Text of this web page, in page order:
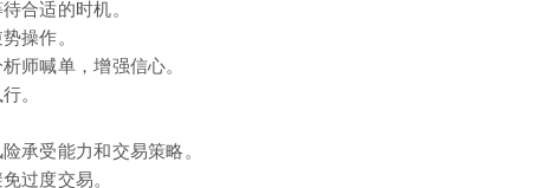
合适的时机。
操作。
师喊单，增强信心。
。
承受能力和交易策略。
过度交易。